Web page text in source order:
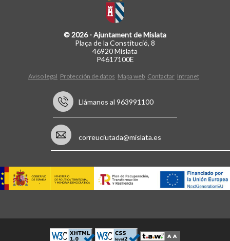
© 2026 - Ajuntament de Mislata
Plaça de la Constitució, 8
46920 Mislata
P4617100E
Aviso legal Protección de datos Mapa web Contactar Intranet
Llámanos al 963991100
correuciutada@mislata.es